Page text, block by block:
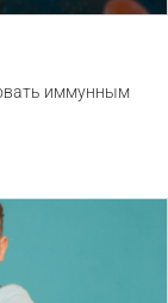
иммунным